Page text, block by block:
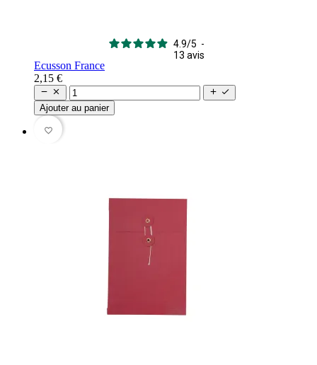
4.9/5 -
13 avis
Ecusson France
2,15 €
   
Ajouter au panier
favorite_border